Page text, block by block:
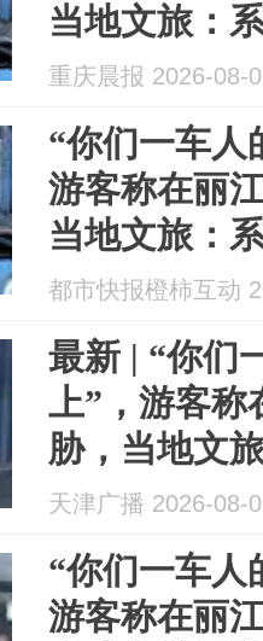
当地文旅：
不标准、表
被约谈训诫
重庆晨报 2026-08-
“你们一车人
游客称在丽
当地文旅：
不标准、表
被约谈训诫
都市快报橙柿互动
最新 | “你们
上”，游客称
胁，当地文
天津广播 2026-08-
“你们一车人
游客称在丽